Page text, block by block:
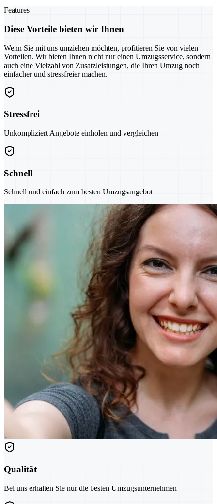
Features
Diese Vorteile bieten wir Ihnen
Wenn Sie mit uns umziehen möchten, profitieren Sie von vielen
Vorteilen. Wir bieten Ihnen nicht nur einen Umzugsservice, sondern
auch eine Vielzahl von Zusatzleistungen, die Ihren Umzug noch
einfacher und stressfreier machen.
Stressfrei
Unkompliziert Angebote einholen und vergleichen
Schnell
Schnell und einfach zum besten Umzugsangebot
Qualität
Bei uns erhalten Sie nur die besten Umzugsunternehmen